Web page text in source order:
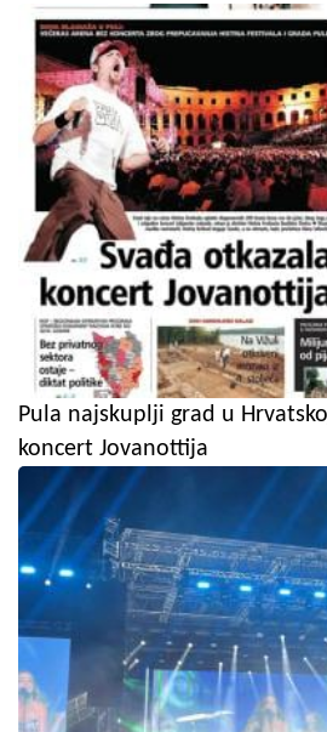
Pula najskuplji grad u
koncert Jovanottija